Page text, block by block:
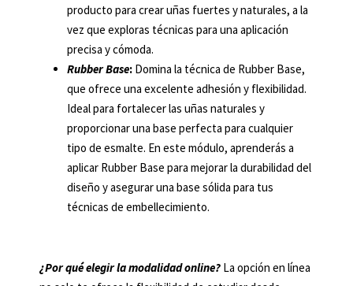
producto para crear uñas fuertes y naturales, a la
vez que exploras técnicas para una aplicación
precisa y cómoda.
Rubber Base: Domina la técnica de Rubber Base,
que ofrece una excelente adhesión y flexibilidad.
Ideal para fortalecer las uñas naturales y
proporcionar una base perfecta para cualquier
tipo de esmalte. En este módulo, aprenderás a
aplicar Rubber Base para mejorar la durabilidad del
diseño y asegurar una base sólida para tus
técnicas de embellecimiento.
¿Por qué elegir la modalidad online? La opción en línea